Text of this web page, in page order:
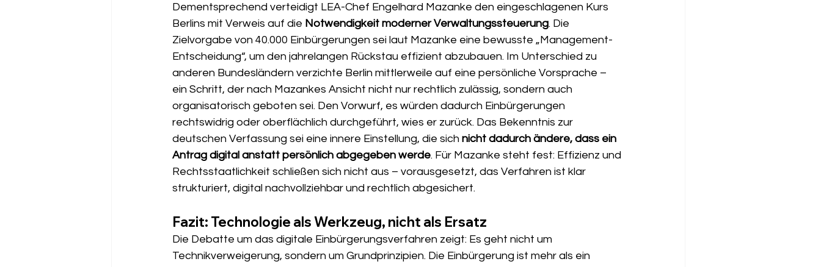
Dementsprechend verteidigt LEA-Chef Engelhard Mazanke den eingeschlagenen Kurs
Berlins mit Verweis auf die Notwendigkeit moderner Verwaltungssteuerung. Die
Zielvorgabe von 40.000 Einbürgerungen sei laut Mazanke eine bewusste „Management-
Entscheidung“, um den jahrelangen Rückstau effizient abzubauen. Im Unterschied zu
anderen Bundesländern verzichte Berlin mittlerweile auf eine persönliche Vorsprache –
ein Schritt, der nach Mazankes Ansicht nicht nur rechtlich zulässig, sondern auch
organisatorisch geboten sei. Den Vorwurf, es würden dadurch Einbürgerungen
rechtswidrig oder oberflächlich durchgeführt, wies er zurück. Das Bekenntnis zur
deutschen Verfassung sei eine innere Einstellung, die sich nicht dadurch ändere, dass ein
Antrag digital anstatt persönlich abgegeben werde. Für Mazanke steht fest: Effizienz und
Rechtsstaatlichkeit schließen sich nicht aus – vorausgesetzt, das Verfahren ist klar
strukturiert, digital nachvollziehbar und rechtlich abgesichert.
Fazit: Technologie als Werkzeug, nicht als Ersatz
Die Debatte um das digitale Einbürgerungsverfahren zeigt: Es geht nicht um
Technikverweigerung, sondern um Grundprinzipien. Die Einbürgerung ist mehr als ein